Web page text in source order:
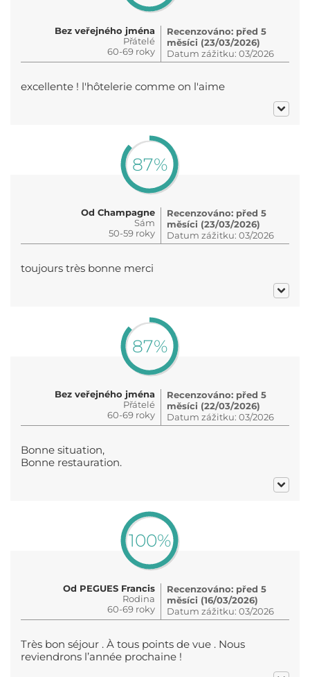
Bez veřejného jména
Přátelé
60-69 roky
Recenzováno: před 5
měsíci (23/03/2026)
Datum zážitku: 03/2026
excellente ! l'hôtelerie comme on l'aime
87%
Od Champagne
Sám
50-59 roky
Recenzováno: před 5
měsíci (23/03/2026)
Datum zážitku: 03/2026
toujours très bonne merci
87%
Bez veřejného jména
Přátelé
60-69 roky
Recenzováno: před 5
měsíci (22/03/2026)
Datum zážitku: 03/2026
Bonne situation,
Bonne restauration.
100%
Od PEGUES Francis
Rodina
60-69 roky
Recenzováno: před 5
měsíci (16/03/2026)
Datum zážitku: 03/2026
Très bon séjour . À tous points de vue . Nous
reviendrons l’année prochaine !